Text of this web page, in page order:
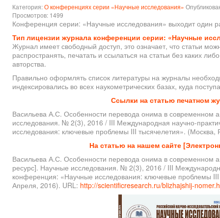
Категория:О конференциях серии «Научные исследования»
Просмотров: 1499
Конференция серии: «Научные исследования» выходит один
Тип лицензии журнала конференции серии: «Научные
Журнал имеет свободный доступ, это означает, что статьи
распространять, печатать и ссылаться на статьи без каких
авторства.
Правильно оформлять список литературы на журналы
индексировались во всех наукометрических базах, куда
Ссылки на статью печатном
Васильева А.С. Особенности перевода онима в современном
исследования. № 2(3), 2016 / III Международная научно-
исследования: ключевые проблемы III тысячелетия».
На статью на нашем сайте
Васильева А.С. Особенности перевода онима в современном
ресурс]. Научные исследования. № 2(3), 2016 / III
конференция: «Научные исследования: ключевые проблемы
Апреля, 2016). URL: http://scientificresearch.ru/blizhajshij-